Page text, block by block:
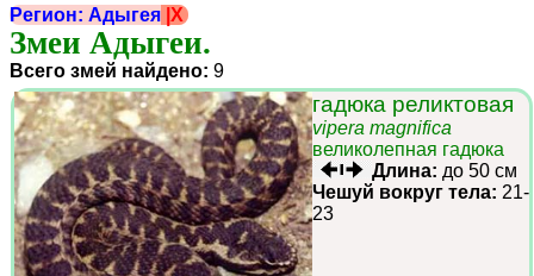
Регион: Адыгея |X
Змеи Адыгеи.
Всего змей найдено: 9
гадюка реликтовая
vipera magnifica
великолепная гадюка
Длина: до 50 см
Чешуй вокруг тела: 21-
23